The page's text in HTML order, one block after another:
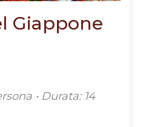
Giappone
• Durata: 14